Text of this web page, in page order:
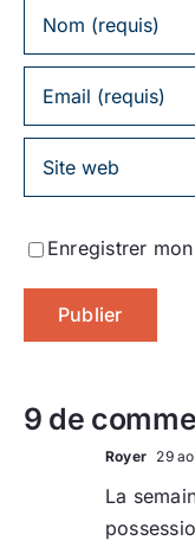
9 de
Royer 29
La
Enregistrer